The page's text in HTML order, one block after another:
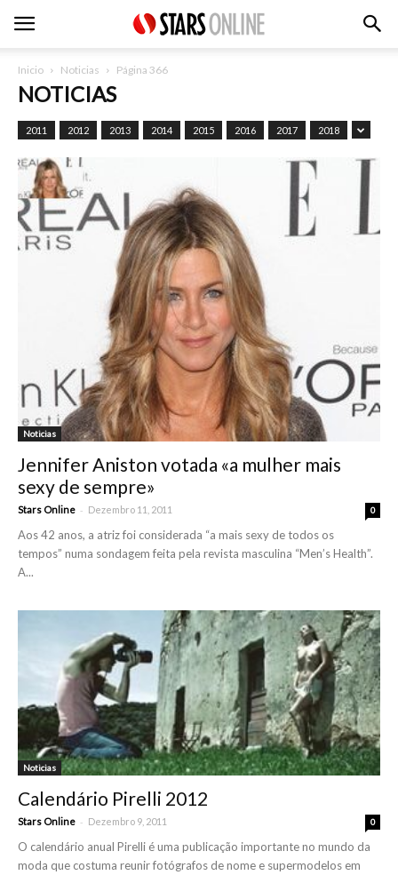
Inicio Noticias Página 366
NOTICIAS
2011 2012 2013 2014 2015 2016 2017 2018
Noticias
Jennifer Aniston votada «a mulher mais
sexy de sempre»
Stars Online - Dezembro 11, 2011 0
Aos 42 anos, a atriz foi considerada “a mais sexy de todos os
tempos” numa sondagem feita pela revista masculina “Men’s Health”.
A...
Noticias
Calendário Pirelli 2012
Stars Online - Dezembro 9, 2011 0
O calendário anual Pirelli é uma publicação importante no mundo da
moda que costuma reunir fotógrafos de nome e supermodelos em